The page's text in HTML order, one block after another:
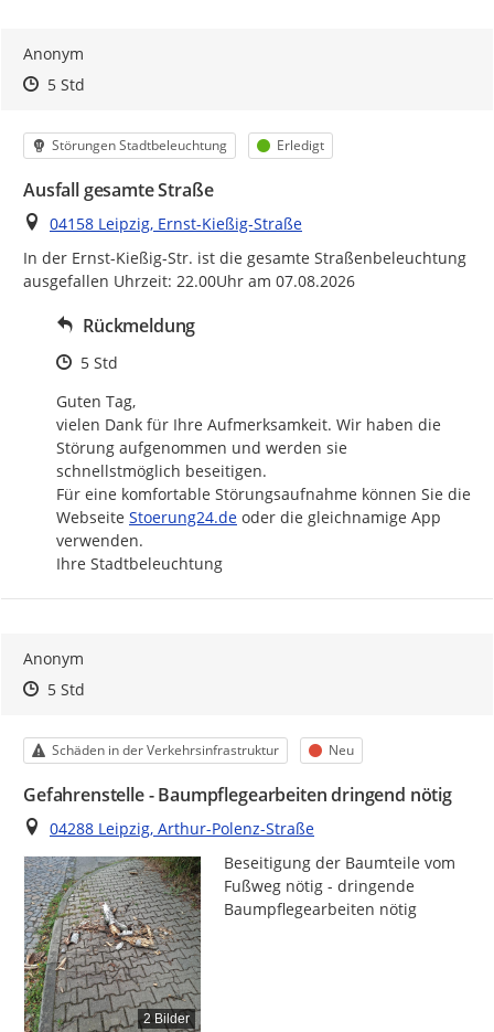
Anonym
Zeitpunkt des Erstellens
Zeitpunkt des Erstellens
5 StdZur Äußerung
Kategorie
Störungen Stadtbeleuchtung Status
Erledigt
Ausfall gesamte Straße
Ort
04158 Leipzig, Ernst-Kießig-Straße
In der Ernst-Kießig-Str. ist die gesamte Straßenbeleuchtung
ausgefallen Uhrzeit: 22.00Uhr am 07.08.2026
Rückmeldung
Zeitpunkt des Erstellens
5 Std
Guten Tag,
vielen Dank für Ihre Aufmerksamkeit. Wir haben die
Störung aufgenommen und werden sie
schnellstmöglich beseitigen.
Für eine komfortable Störungsaufnahme können Sie die
Webseite http://
Stoerung24.de oder die gleichnamige App
verwenden.
Ihre Stadtbeleuchtung
Anonym
Zeitpunkt des Erstellens
Zeitpunkt des Erstellens
5 StdZur Äußerung
Kategorie
Schäden in der Verkehrsinfrastruktur Status
Neu
Gefahrenstelle - Baumpflegearbeiten dringend nötig
Ort
04288 Leipzig, Arthur-Polenz-Straße
2 Bilder
Beseitigung der Baumteile vom
Fußweg nötig - dringende
Baumpflegearbeiten nötig